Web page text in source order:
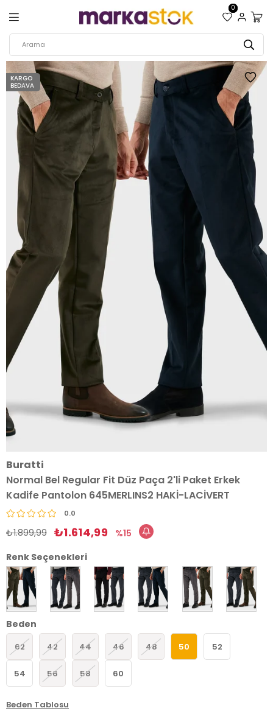
0
KARGO
BEDAVA
Buratti
Normal Bel Regular Fit Düz Paça 2'li Paket Erkek
Kadife Pantolon 645MERLINS2 HAKİ-LACİVERT
0.0
₺1.899,99 ₺1.614,99
15
Renk Seçenekleri
Beden
62 42 44 46 48 50 52
54 56 58 60
Beden Tablosu